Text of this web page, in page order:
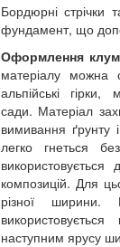
Бордюрні стрічки
фундамент, що
Оформлення
матеріалу можна
альпійські гірки,
сади. Матеріал
вимивання ґрунту
легко гнеться
композицій. Для
різної ширини.
наступним ярусу